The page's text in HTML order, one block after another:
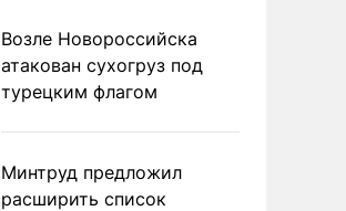
Возле Новороссийска
атакован сухогруз под
турецким флагом
Минтруд предложил
расширить список